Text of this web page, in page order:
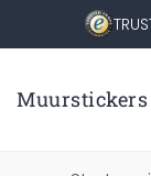
Muurstickers